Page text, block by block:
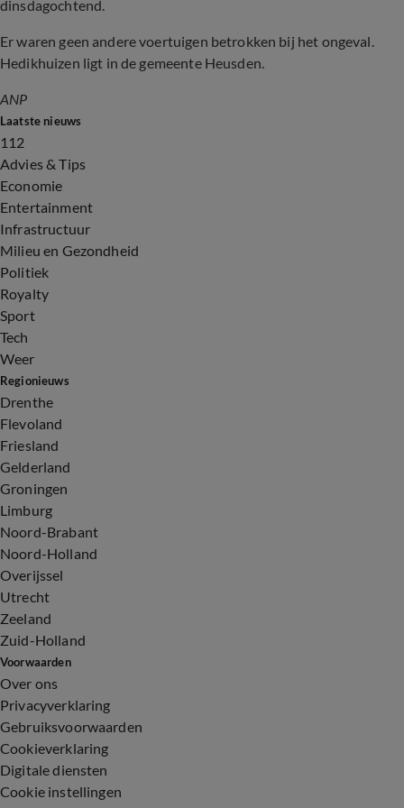
dinsdagochtend.
Er waren geen andere voertuigen betrokken bij het ongeval.
Hedikhuizen ligt in de gemeente Heusden.
ANP
Laatste nieuws
112
Advies & Tips
Economie
Entertainment
Infrastructuur
Milieu en Gezondheid
Politiek
Royalty
Sport
Tech
Weer
Regionieuws
Drenthe
Flevoland
Friesland
Gelderland
Groningen
Limburg
Noord-Brabant
Noord-Holland
Overijssel
Utrecht
Zeeland
Zuid-Holland
Voorwaarden
Over ons
Privacyverklaring
Gebruiksvoorwaarden
Cookieverklaring
Digitale diensten
Cookie instellingen